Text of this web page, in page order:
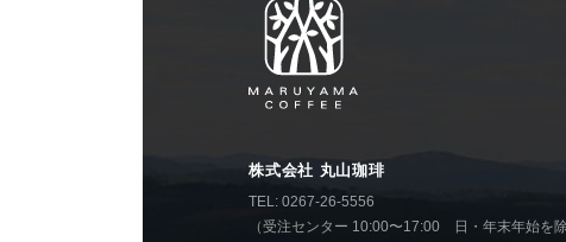
株式会社 丸山珈琲
TEL: 0267-26-5556
（受注センター 10:00〜17:00 日・年末年始を除